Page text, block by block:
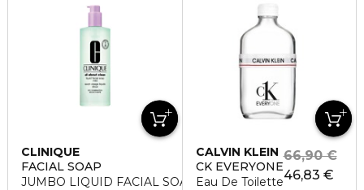
CLINIQUE
FACIAL SOAP
JUMBO LIQUID FACIAL SOAP (TIPO I/II ) 40
CALVIN KLEIN
CK EVERYONE
Eau De Toilette46,83 €
66,90 €